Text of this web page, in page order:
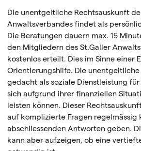
Die unentgeltliche Rechtsauskunft
Anwaltsverbandes findet als
Die Beratungen dauern max. 15
den Mitgliedern des St.Galler
kostenlos erteilt. Dies im Sinne einer
Orientierungshilfe. Die
gedacht als soziale Dienstleistung für
sich aufgrund ihrer finanziellen
leisten können. Dieser
auf komplizierte Fragen regelmässig
abschliessenden Antworten geben.
kann aber aufzeigen, ob eine